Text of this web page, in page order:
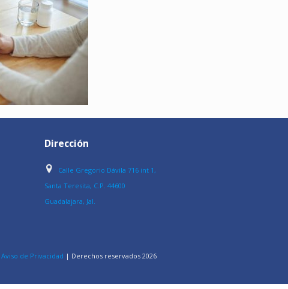
Dirección
Calle Gregorio Dávila 716 int 1,
Santa Teresita, C.P. 44600
Guadalajara, Jal.
Aviso de Privacidad | Derechos reservados 2026